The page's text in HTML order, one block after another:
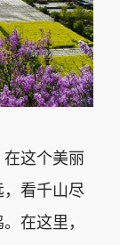
这个美丽
，看千山尽
在这里，